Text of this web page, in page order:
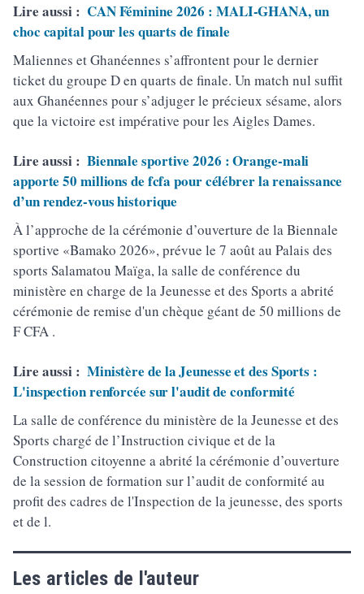
Lire aussi : CAN Féminine 2026 : MALI-GHANA, un
choc capital pour les quarts de finale
Maliennes et Ghanéennes s’affrontent pour le dernier
ticket du groupe D en quarts de finale. Un match nul suffit
aux Ghanéennes pour s’adjuger le précieux sésame, alors
que la victoire est impérative pour les Aigles Dames.
Lire aussi : Biennale sportive 2026 : Orange-mali
apporte 50 millions de fcfa pour célébrer la renaissance
d’un rendez-vous historique
À l’approche de la cérémonie d’ouverture de la Biennale
sportive «Bamako 2026», prévue le 7 août au Palais des
sports Salamatou Maïga, la salle de conférence du
ministère en charge de la Jeunesse et des Sports a abrité
cérémonie de remise d'un chèque géant de 50 millions de
F CFA .
Lire aussi : Ministère de la Jeunesse et des Sports :
L'inspection renforcée sur l'audit de conformité
La salle de conférence du ministère de la Jeunesse et des
Sports chargé de l’Instruction civique et de la
Construction citoyenne a abrité la cérémonie d’ouverture
de la session de formation sur l’audit de conformité au
profit des cadres de l'Inspection de la jeunesse, des sports
et de l.
Les articles de l'auteur